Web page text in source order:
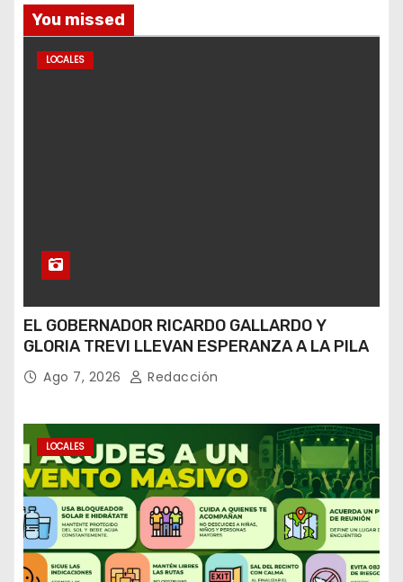
You missed
LOCALES
EL GOBERNADOR RICARDO GALLARDO Y
GLORIA TREVI LLEVAN ESPERANZA A LA PILA
Ago 7, 2026 Redacción
LOCALES